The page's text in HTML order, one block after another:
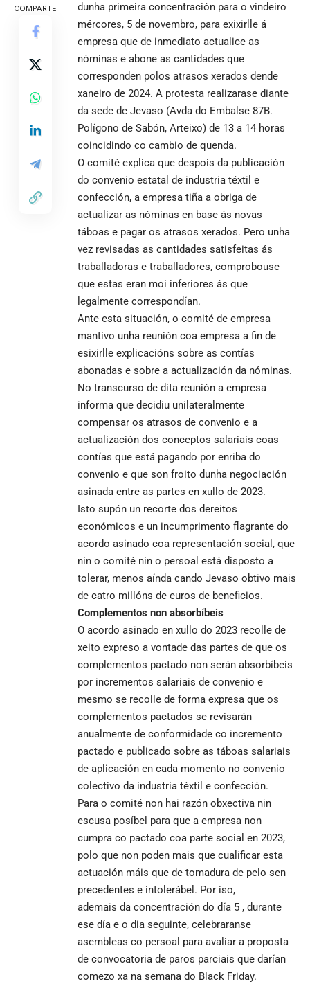
COMPARTE
dunha primeira concentración para o vindeiro
mércores, 5 de novembro, para exixirlle á
empresa que de inmediato actualice as
nóminas e abone as cantidades que
corresponden polos atrasos xerados dende
xaneiro de 2024. A protesta realizarase diante
da sede de Jevaso (Avda do Embalse 87B.
Polígono de Sabón, Arteixo) de 13 a 14 horas
coincidindo co cambio de quenda.
O comité explica que despois da publicación
do convenio estatal de industria téxtil e
confección, a empresa tiña a obriga de
actualizar as nóminas en base ás novas
táboas e pagar os atrasos xerados. Pero unha
vez revisadas as cantidades satisfeitas ás
traballadoras e traballadores, comprobouse
que estas eran moi inferiores ás que
legalmente correspondían.
Ante esta situación, o comité de empresa
mantivo unha reunión coa empresa a fin de
esixirlle explicacións sobre as contías
abonadas e sobre a actualización da nóminas.
No transcurso de dita reunión a empresa
informa que decidiu unilateralmente
compensar os atrasos de convenio e a
actualización dos conceptos salariais coas
contías que está pagando por enriba do
convenio e que son froito dunha negociación
asinada entre as partes en xullo de 2023.
Isto supón un recorte dos dereitos
económicos e un incumprimento flagrante do
acordo asinado coa representación social, que
nin o comité nin o persoal está disposto a
tolerar, menos aínda cando Jevaso obtivo mais
de catro millóns de euros de beneficios.
Complementos non absorbíbeis
O acordo asinado en xullo do 2023 recolle de
xeito expreso a vontade das partes de que os
complementos pactado non serán absorbíbeis
por incrementos salariais de convenio e
mesmo se recolle de forma expresa que os
complementos pactados se revisarán
anualmente de conformidade co incremento
pactado e publicado sobre as táboas salariais
de aplicación en cada momento no convenio
colectivo da industria téxtil e confección.
Para o comité non hai razón obxectiva nin
escusa posíbel para que a empresa non
cumpra co pactado coa parte social en 2023,
polo que non poden mais que cualificar esta
actuación máis que de tomadura de pelo sen
precedentes e intolerábel. Por iso,
ademais da concentración do día 5 , durante
ese día e o dia seguinte, celebraranse
asembleas co persoal para avaliar a proposta
de convocatoria de paros parciais que darían
comezo xa na semana do Black Friday.